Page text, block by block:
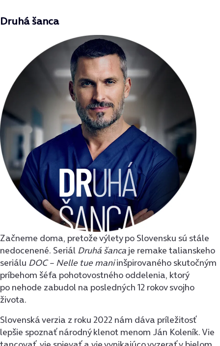
Druhá šanca
Začneme doma, pretože výlety po Slovensku sú stále
nedocenené. Seriál Druhá šanca je remake talianskeho
seriálu DOC – Nelle tue maniinšpirovaného skutočným
príbehom šéfa pohotovostného oddelenia, ktorý
po nehode zabudol na posledných 12 rokov svojho
života.
Slovenská verzia z roku 2022 nám dáva príležitosť
lepšie spoznať národný klenot menom Ján Koleník. Vie